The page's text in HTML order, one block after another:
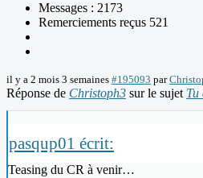
Messages : 2173
Remerciements reçus 521
il y a 2 mois 3 semaines #195093 par
Réponse de Christoph3 sur le sujet Tu
pasqup01 écrit:
Teasing du CR à venir…